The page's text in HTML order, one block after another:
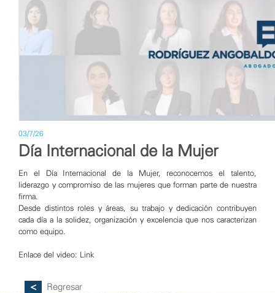
03/7/26
Día Internacional de la Mujer
En el Día Internacional de la Mujer, reconocemos el talento,
liderazgo y compromiso de las mujeres que forman parte de nuestra
firma.
Desde distintos roles y áreas, su trabajo y dedicación contribuyen
cada día a la solidez, organización y excelencia que nos caracterizan
como equipo.
Enlace del video: Link
Regresar